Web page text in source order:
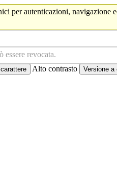
per autenticazioni,
revocata.
Alto contrasto Versione a